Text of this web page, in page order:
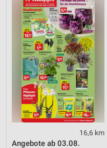
16,6 km
Angebote ab 03.08.